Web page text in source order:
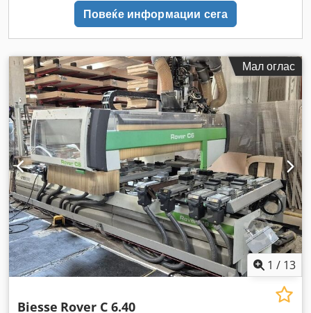
Повеќе информации сега
Мал оглас
1 / 13
Biesse Rover C 6.40